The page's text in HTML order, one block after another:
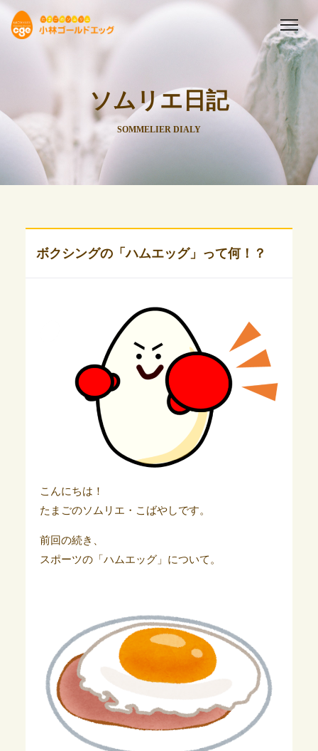
ソムリエ日記
SOMMELIER DIALY
ボクシングの「ハムエッグ」って何！？
こんにちは！
たまごのソムリエ・こばやしです。
前回の続き、
スポーツの「ハムエッグ」について。